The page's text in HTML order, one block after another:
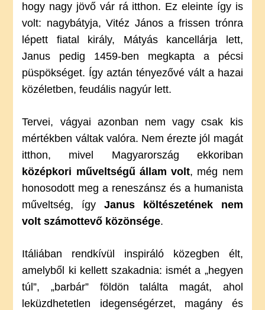
hogy nagy jövő vár rá itthon. Ez eleinte így is
volt: nagybátyja, Vitéz János a frissen trónra
lépett fiatal király, Mátyás kancellárja lett,
Janus pedig 1459-ben megkapta a pécsi
püspökséget. Így aztán tényezővé vált a hazai
közéletben, feudális nagyúr lett.
Tervei, vágyai azonban nem vagy csak kis
mértékben váltak valóra. Nem érezte jól magát
itthon, mivel Magyarország ekkoriban
középkori műveltségű állam volt, még nem
honosodott meg a reneszánsz és a humanista
műveltség, így Janus költészetének nem
volt számottevő közönsége.
Itáliában rendkívül inspiráló közegben élt,
amelyből ki kellett szakadnia: ismét a „hegyen
túl”, „barbár” földön találta magát, ahol
leküzdhetetlen idegenségérzet, magány és